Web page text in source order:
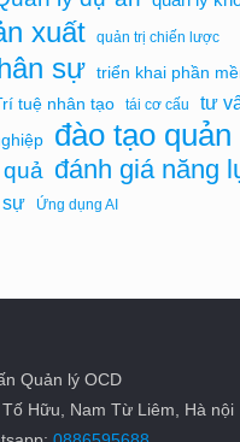
xuất quản trị chiến lược
sự triển khai phần
tuệ nhân tạo tái cơ cấu tư
đào tạo quản
đánh giá năng
sự Ứng dụng AI
Quản lý OCD
Hữu, Nam Từ Liêm, Hà nội